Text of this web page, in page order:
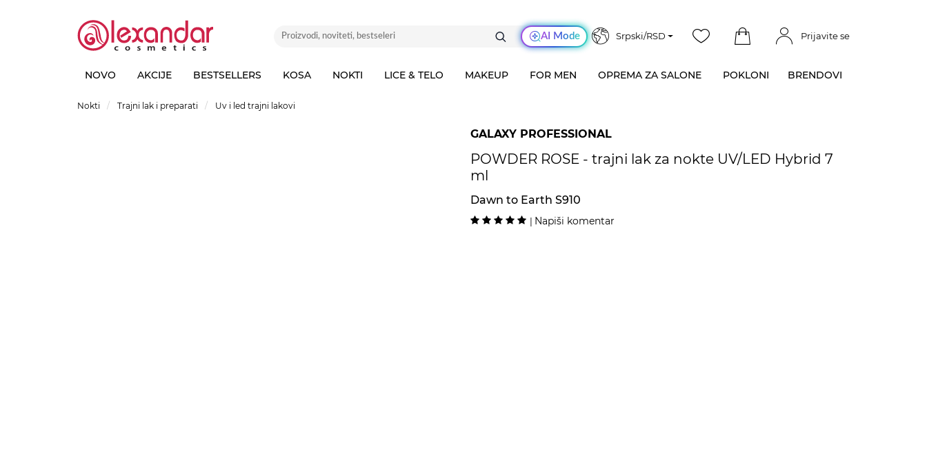
AI Mode Srpski/RSD Prijavite se
NOVO AKCIJE BESTSELLERS KOSA NOKTI LICE & TELO MAKEUP FOR MEN OPREMA ZA SALONE POKLONI BRENDOVI
Nokti Trajni lak i preparati Uv i led trajni lakovi
GALAXY PROFESSIONAL
POWDER ROSE - trajni lak za nokte UV/LED Hybrid 7
ml
Dawn to Earth S910
| Napiši komentar